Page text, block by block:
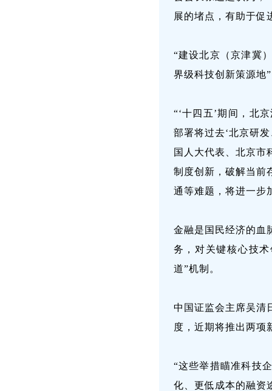
展的堵点，有助于促
“建设北京（京津冀
界级科技创新策源地
“‘十四五’期间，北
部署将过去‘北京研
国人大代表、北京市
制度创新，破解当前
通等难题，将进一步
金融是国民经济的血
务，对关键核心技
道”机制。
中国证监会主席吴清
度，近期将推出两项
“这些举措瞄准科技
化、更低成本的融资